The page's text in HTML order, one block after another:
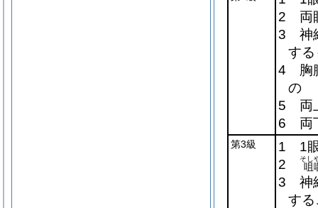
2 両
3 神
す
4 胸
の
5 両
6 両
第3級
1 1眼
2
咀
そし
3 神
す